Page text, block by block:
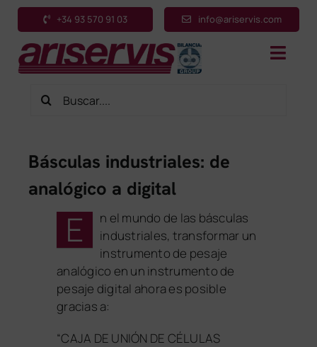
Saltar
contenido
+34 93 570 91 03 info@ariservis.com
Inicio
Sectores
Aplicaciones
Sobre nosotros
Contacto
Buscar:
Básculas industriales: de
analógico a digital
E
n el mundo de las básculas
industriales, transformar un
instrumento de pesaje
analógico en un instrumento de
pesaje digital ahora es posible
gracias a:
“CAJA DE UNIÓN DE CÉLULAS